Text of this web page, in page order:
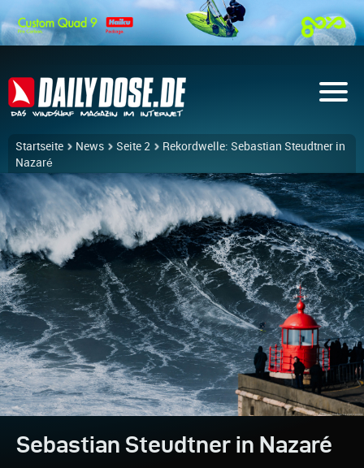
Startseite News Seite 2
Rekordwelle: Sebastian Steudtner in
Nazaré
Sebastian Steudtner in Nazaré